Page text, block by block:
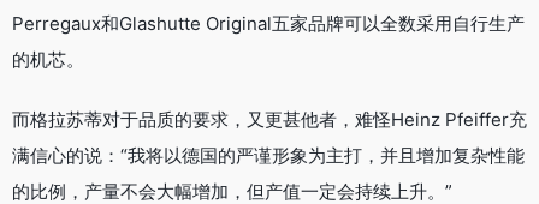
Perregaux和Glashutte Original五家品牌可以全数采用自行生产
的机芯。
而格拉苏蒂对于品质的要求，又更甚他者，难怪Heinz Pfeiffer充
满信心的说：“我将以德国的严谨形象为主打，并且增加复杂性能
的比例，产量不会大幅增加，但产值一定会持续上升。”